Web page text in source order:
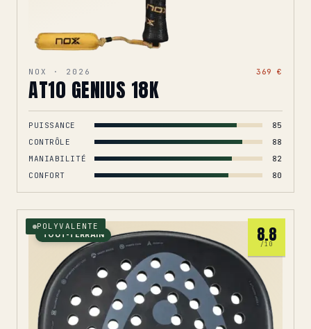
NOX · 2026 369 €
AT10 GENIUS 18K
PUISSANCE
85
CONTRÔLE
88
MANIABILITÉ
82
CONFORT
80
TOUT-TERRAIN
POLYVALENTE 8.8
/10